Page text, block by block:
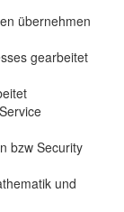
übernehmen
gearbeitet
bzw Security
und